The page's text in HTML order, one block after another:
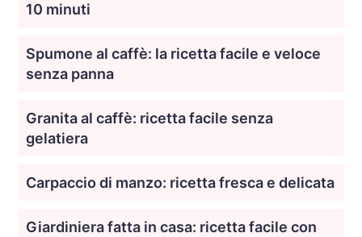
10 minuti
Spumone al caffè: la ricetta facile e veloce
senza panna
Granita al caffè: ricetta facile senza
gelatiera
Carpaccio di manzo: ricetta fresca e delicata
Giardiniera fatta in casa: ricetta facile con